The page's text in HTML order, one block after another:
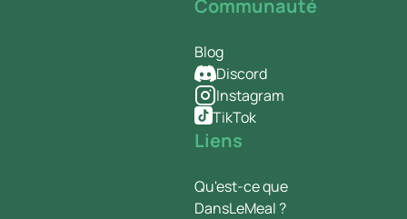
Communauté
Blog
Discord
Instagram
TikTok
Liens
Qu'est-ce que
DansLeMeal ?